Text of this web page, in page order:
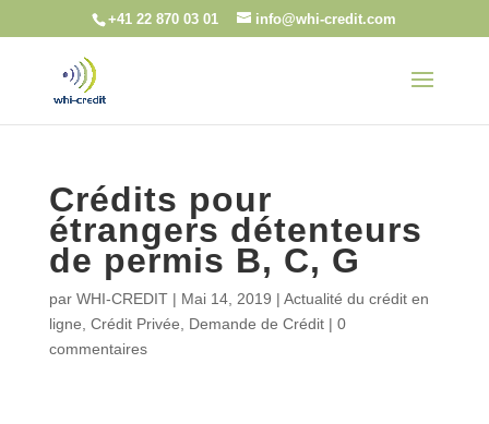
+41 22 870 03 01 info@whi-credit.com
Crédits pour
étrangers détenteurs
de permis B, C, G
par WHI-CREDIT| Mai 14, 2019 | Actualité du crédit en
ligne Crédit Privée Demande de Crédit| 0
commentaires